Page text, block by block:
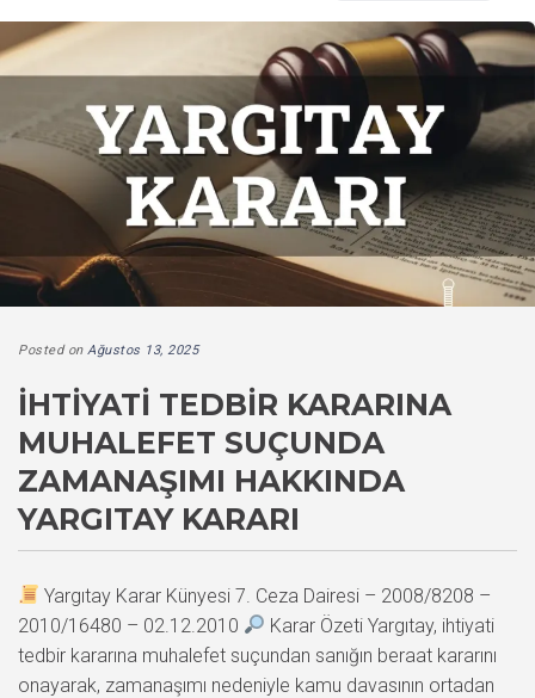
Posted on Ağustos 13, 2025
İHTIYATI TEDBIR KARARINA
MUHALEFET SUÇUNDA
ZAMANAŞIMI HAKKINDA
YARGITAY KARARI
Yargıtay Karar Künyesi 7. Ceza Dairesi – 2008/8208 –
2010/16480 – 02.12.2010
Karar Özeti Yargıtay, ihtiyati
tedbir kararına muhalefet suçundan sanığın beraat kararını
onayarak, zamanaşımı nedeniyle kamu davasının ortadan